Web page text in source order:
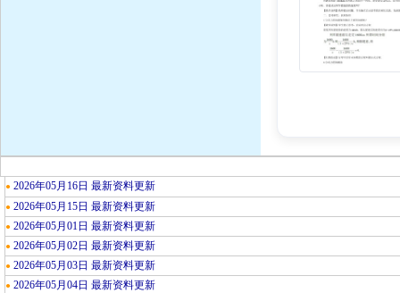
● 2026年05月16日 最新资料更新
● 2026年05月15日 最新资料更新
● 2026年05月01日 最新资料更新
● 2026年05月02日 最新资料更新
● 2026年05月03日 最新资料更新
● 2026年05月04日 最新资料更新